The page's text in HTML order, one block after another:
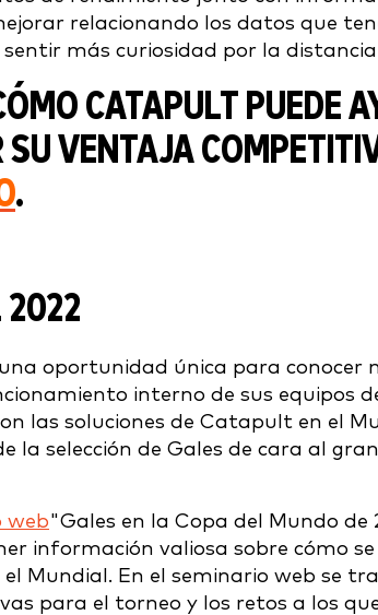
relacionando los datos que
sentir más curiosidad por la
CATAPULT PUEDE
SU VENTAJA
.
2022
oportunidad única para conocer
interno de sus equipos
las soluciones de Catapult en el
la selección de Gales de cara al
web"Gales en la Copa del Mundo de
información valiosa sobre cómo
Mundial. En el seminario web se
para el torneo y los retos a los